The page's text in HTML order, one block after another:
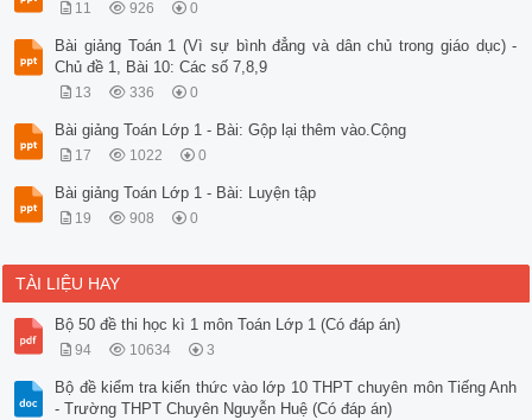
11 926 0
Bài giảng Toán 1 (Vì sự bình đẳng và dân chủ trong giáo dục) -
Chủ đề 1, Bài 10: Các số 7,8,9
13 336 0
Bài giảng Toán Lớp 1 - Bài: Gộp lại thêm vào.Cộng
17 1022 0
Bài giảng Toán Lớp 1 - Bài: Luyện tập
19 908 0
TÀI LIỆU HAY
Bộ 50 đề thi học kì 1 môn Toán Lớp 1 (Có đáp án)
94 10634 3
Bộ đề kiểm tra kiến thức vào lớp 10 THPT chuyên môn Tiếng Anh
- Trường THPT Chuyên Nguyễn Huệ (Có đáp án)